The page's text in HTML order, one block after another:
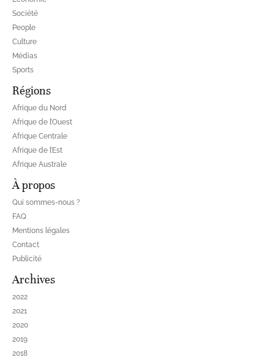
Société
People
Culture
Médias
Sports
Régions
Afrique du Nord
Afrique de l’Ouest
Afrique Centrale
Afrique de l’Est
Afrique Australe
À propos
Qui sommes-nous ?
FAQ
Mentions légales
Contact
Publicité
Archives
2022
2021
2020
2019
2018